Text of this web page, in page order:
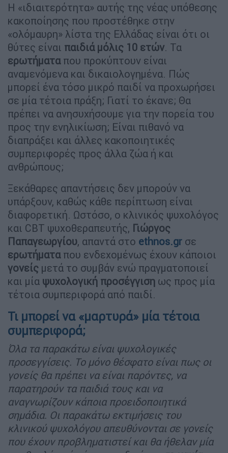
Η «ιδιαιτερότητα» αυτής της νέας υπόθεσης
κακοποίησης που προστέθηκε στην
«ολόμαυρη» λίστα της Ελλάδας είναι ότι οι
θύτες είναι παιδιά μόλις 10 ετών. Τα
ερωτήματαπου προκύπτουν είναι
αναμενόμενα και δικαιολογημένα. Πώς
μπορεί ένα τόσο μικρό παιδί να προχωρήσει
σε μία τέτοια πράξη; Γιατί το έκανε; Θα
πρέπει να ανησυχήσουμε για την πορεία του
προς την ενηλικίωση; Είναι πιθανό να
διαπράξει και άλλες κακοποιητικές
συμπεριφορές προς άλλα ζώα ή και
ανθρώπους;
Ξεκάθαρες απαντήσεις δεν μπορούν να
υπάρξουν, καθώς κάθε περίπτωση είναι
διαφορετική. Ωστόσο, ο κλινικός ψυχολόγος
και CBT ψυχοθεραπευτής, Γιώργος
Παπαγεωργίου, απαντά στο ethnos.gr σε
ερωτήματαπου ενδεχομένως έχουν κάποιοι
γονείς μετά το συμβάν ενώ πραγματοποιεί
και μία ψυχολογική προσέγγιση ως προς μία
τέτοια συμπεριφορά από παιδί.
Τι μπορεί να «μαρτυρά» μία τέτοια
συμπεριφορά;
Όλα τα παρακάτω είναι ψυχολογικές
προσεγγίσεις. Το μόνο θέσφατο είναι πως οι
γονείς θα πρέπει να είναι παρόντες, να
παρατηρούν τα παιδιά τους και να
αναγνωρίζουν κάποια προειδοποιητικά
σημάδια. Οι παρακάτω εκτιμήσεις του
κλινικού ψυχολόγου απευθύνονται σε γονείς
που έχουν προβληματιστεί και θα ήθελαν μία